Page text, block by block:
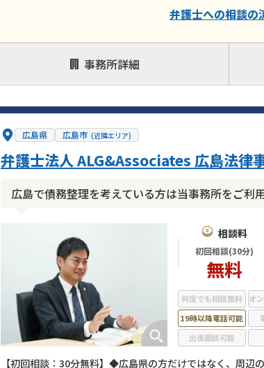
弁護士への相談の
事務所詳細
広島県 広島市 (近隣エリア)
広島で債務整理を考えている方は当事務所をご利
弁護士法人 ALG&Associates 広島法律
相談料
初回相談(30分)
無料
【初回相談：30分無料】◆広島県の方だけではなく、周
何度でも相談無料 オ
19時以降電話可能
出張面談可能